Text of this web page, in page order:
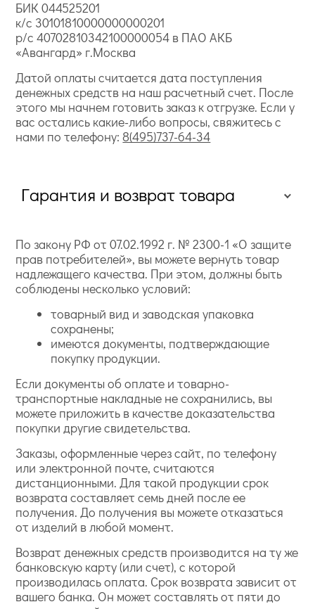
БИК 044525201
к/с 30101810000000000201
р/с 40702810342100000054 в ПАО АКБ
«Авангард» г.Москва
Датой оплаты считается дата поступления
денежных средств на наш расчетный счет. После
этого мы начнем готовить заказ к отгрузке. Если у
вас остались какие-либо вопросы, свяжитесь с
нами по телефону: 8(495)737-64-34
Гарантия и возврат товара
По закону РФ от 07.02.1992 г. № 2300-1 «О защите
прав потребителей», вы можете вернуть товар
надлежащего качества. При этом, должны быть
соблюдены несколько условий:
товарный вид и заводская упаковка
сохранены;
имеются документы, подтверждающие
покупку продукции.
Если документы об оплате и товарно-
транспортные накладные не сохранились, вы
можете приложить в качестве доказательства
покупки другие свидетельства.
Заказы, оформленные через сайт, по телефону
или электронной почте, считаются
дистанционными. Для такой продукции срок
возврата составляет семь дней после ее
получения. До получения вы можете отказаться
от изделий в любой момент.
Возврат денежных средств производится на ту же
банковскую карту (или счет), с которой
производилась оплата. Срок возврата зависит от
вашего банка. Он может составлять от пяти до